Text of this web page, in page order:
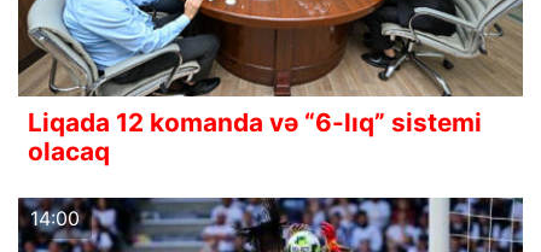
Liqada 12 komanda və “6-lıq” sistemi
olacaq
14:00